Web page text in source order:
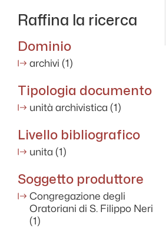
Raffina la ricerca
Dominio
archivi (1)
Tipologia documento
unità archivistica (1)
Livello bibliografico
unita (1)
Soggetto produttore
Congregazione degli
Oratoriani di S. Filippo Neri
(1)